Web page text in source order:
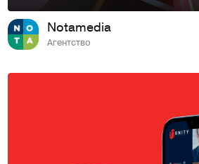
Notamedia
Агентство